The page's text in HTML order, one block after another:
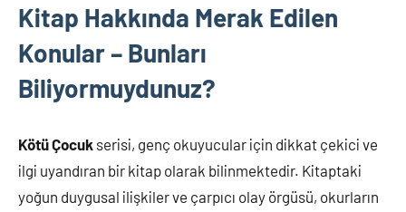
Kitap Hakkında Merak Edilen
Konular – Bunları
Biliyormuydunuz?
Kötü Çocuk serisi, genç okuyucular için dikkat çekici ve
ilgi uyandıran bir kitap olarak bilinmektedir. Kitaptaki
yoğun duygusal ilişkiler ve çarpıcı olay örgüsü, okurların